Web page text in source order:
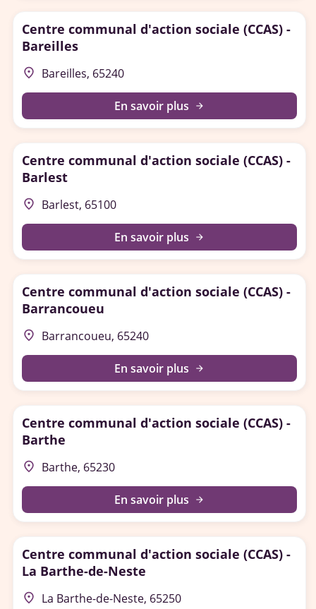
Centre communal d'action sociale (CCAS) -
Bareilles
place Bareilles, 65240
En savoir plus arrow_forward
Centre communal d'action sociale (CCAS) -
Barlest
place Barlest, 65100
En savoir plus arrow_forward
Centre communal d'action sociale (CCAS) -
Barrancoueu
place Barrancoueu, 65240
En savoir plus arrow_forward
Centre communal d'action sociale (CCAS) -
Barthe
place Barthe, 65230
En savoir plus arrow_forward
Centre communal d'action sociale (CCAS) -
La Barthe-de-Neste
place La Barthe-de-Neste, 65250